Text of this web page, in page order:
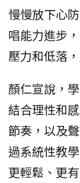
慢慢放下心
唱能力進步
壓力和低落
顏仁宣說，
結合理性和
節奏，以及
過系統性教
更輕鬆、更